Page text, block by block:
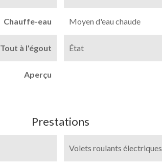
Chauffe-eau Moyen d'eau chaude
Tout à l'égout État
Aperçu
Prestations
Volets roulants électriques